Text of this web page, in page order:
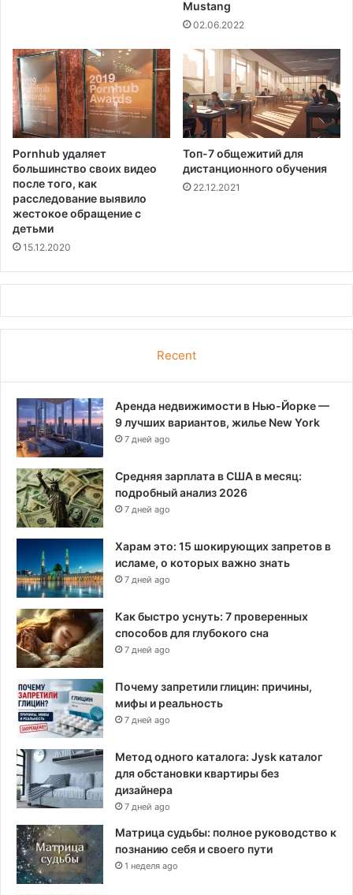
Mustang
02.06.2022
Pornhub удаляет
большинство своих видео
после того, как
расследование выявило
жестокое обращение с
детьми
15.12.2020
Топ-7 общежитий для
дистанционного обучения
22.12.2021
Recent
Аренда недвижимости в Нью-Йорке —
9 лучших вариантов, жилье New York
7 дней ago
Средняя зарплата в США в месяц:
подробный анализ 2026
7 дней ago
Харам это: 15 шокирующих запретов в
исламе, о которых важно знать
7 дней ago
Как быстро уснуть: 7 проверенных
способов для глубокого сна
7 дней ago
Почему запретили глицин: причины,
мифы и реальность
7 дней ago
Метод одного каталога: Jysk каталог
для обстановки квартиры без
дизайнера
7 дней ago
Матрица судьбы: полное руководство к
познанию себя и своего пути
1 неделя ago